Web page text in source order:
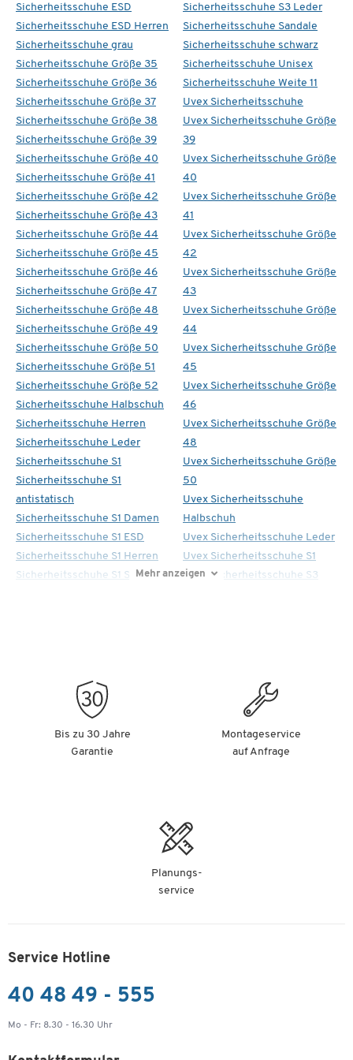
Sicherheitsschuhe ESD
Sicherheitsschuhe ESD Herren
Sicherheitsschuhe grau
Sicherheitsschuhe Größe 35
Sicherheitsschuhe Größe 36
Sicherheitsschuhe Größe 37
Sicherheitsschuhe Größe 38
Sicherheitsschuhe Größe 39
Sicherheitsschuhe Größe 40
Sicherheitsschuhe Größe 41
Sicherheitsschuhe Größe 42
Sicherheitsschuhe Größe 43
Sicherheitsschuhe Größe 44
Sicherheitsschuhe Größe 45
Sicherheitsschuhe Größe 46
Sicherheitsschuhe Größe 47
Sicherheitsschuhe Größe 48
Sicherheitsschuhe Größe 49
Sicherheitsschuhe Größe 50
Sicherheitsschuhe Größe 51
Sicherheitsschuhe Größe 52
Sicherheitsschuhe Halbschuh
Sicherheitsschuhe Herren
Sicherheitsschuhe Leder
Sicherheitsschuhe S1
Sicherheitsschuhe S1
antistatisch
Sicherheitsschuhe S1 Damen
Sicherheitsschuhe S1 ESD
Sicherheitsschuhe S1 Herren
Sicherheitsschuhe S1 Sandale
Sicherheitsschuhe S3 Leder
Sicherheitsschuhe Sandale
Sicherheitsschuhe schwarz
Sicherheitsschuhe Unisex
Sicherheitsschuhe Weite 11
Uvex Sicherheitsschuhe
Uvex Sicherheitsschuhe Größe
39
Uvex Sicherheitsschuhe Größe
40
Uvex Sicherheitsschuhe Größe
41
Uvex Sicherheitsschuhe Größe
42
Uvex Sicherheitsschuhe Größe
43
Uvex Sicherheitsschuhe Größe
44
Uvex Sicherheitsschuhe Größe
45
Uvex Sicherheitsschuhe Größe
46
Uvex Sicherheitsschuhe Größe
48
Uvex Sicherheitsschuhe Größe
50
Uvex Sicherheitsschuhe
Halbschuh
Uvex Sicherheitsschuhe Leder
Uvex Sicherheitsschuhe S1
Uvex Sicherheitsschuhe S3
Mehr anzeigen
Bis zu 30 Jahre
Garantie
Montageservice
auf Anfrage
Planungs-
service
Service Hotline
40 48 49 - 555
Mo - Fr: 8.30 - 16.30 Uhr